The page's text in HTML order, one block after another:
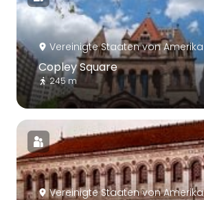
Vereinigte Staaten von Amerika
Copley Square
245 m
Vereinigte Staaten von Amerika